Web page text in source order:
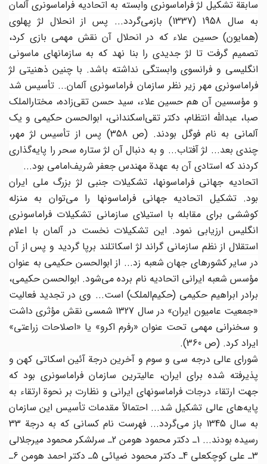
سابقة تشکیل لژ فراماسونری وابسته به اتحادیه فراماسونری آلمان
به سال 1958 (1337) باز‌می‌گردد... پس از انحلال لژ پهلوی
(همایون) حسین علاء که در انحلال آن نقش مهمی بازی کرد،
تصمیم گرفت تا لژ جدیدی را بنا نهد که به سازمانهای ماسونی
انگلیسی و فرانسوی وابستگی نداشته باشد. با چنین ذهنیتی لژ
فراماسونری مهر زیر نظر سازمان فراماسونری آلمان... تأسیس شد
و مؤسسین آن هم حسین علاء، سید حسن تقی‌زاده، مختارالملک
صبا، عبدالله انتظام، دکتر تقی‌اسکندانی، ابوالحسن حکیمی و یک
آلمانی به نام فوگل بودند. (ص 358) پس از تأسیس لژ مهر،
چندی بعد... لژ آفتاب... و به دنبال آن لژ ستاره سحر را پایه‌گذاری
کردند که استادی آن به عهدة مهندس جعفر شریف‌امامی بود...
اتحادیه جهانی فراماسونها، تشکیلات جنبی لژ بزرگ ملی ایران
بود. تشکیل اتحادیه جهانی فراماسونها را می‌توان به منزله
کوششی برای مقابله با استیلای سازمانی تشکیلات فراماسونری
انگلیس ارزیابی نمود. این تشکیلات نخست در آلمان با اعلام
استقلال از نظم سازمانی گراند لژ اسکاتلند برپا گردید و پس از آن
در سایر کشورهای جهان شعبه زد... از ابوالحسن حکیمی به عنوان
مؤسس شعبه ایرانی اتحادیه نام برده می‌شود. ابوالحسن حکیمی،
برادر ابراهیم حکیمی (حکیم‌الملک) است... وی در تجدید فعالیت
«جمعیت عامیون ایران» در سال 1327 شمسی نقش مؤثری داشت
و سخنرانی مهمی تحت عنوان «رفرم اکرو» یا «اصلاحات زراعتی»
ایراد کرد. (ص 360).
شورای عالی درجه سی و سوم و آخرین درجة آئین‌ اسکاتی کهن و
پذیرفته شده برای ایران، عالیترین سازمان فراماسونری بود که
جهت ارتقاء درجات فراماسونهای ایرانی و نظارت بر نحوة ارتقاء به
پایه‌های عالی تشکیل شد... احتمالاً مقدمات تأسیس این سازمان
به سال 1345 باز می‌گردد... فهرست نام کسانی که به درجة 33
رسیده بودند... 1ـ دکتر محمود هومن 2ـ سرلشکر محمود میرجلالی
3ـ علی کوچکعلی 4ـ دکتر محمود ضیائی 5ـ دکتر احمد هومن 6ـ